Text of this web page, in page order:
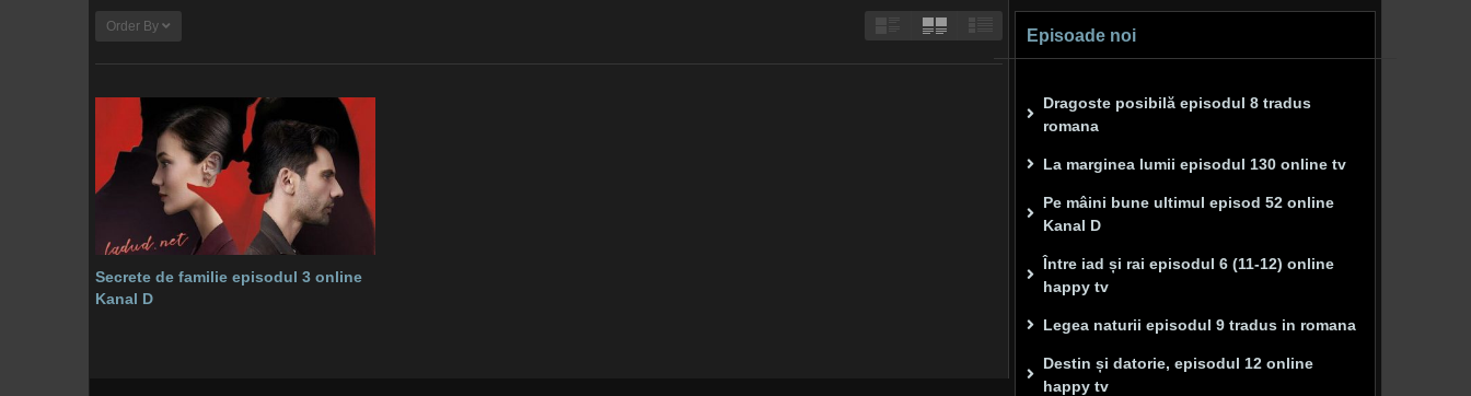
Order By
Secrete de familie episodul 3 online
Kanal D
Episoade noi
Dragoste posibilă episodul 8 tradus
romana
La marginea lumii episodul 130 online tv
Pe mâini bune ultimul episod 52 online
Kanal D
Între iad și rai episodul 6 (11-12) online
happy tv
Legea naturii episodul 9 tradus in romana
Destin și datorie, episodul 12 online
happy tv